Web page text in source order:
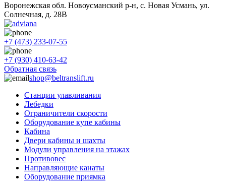
Воронежская обл. Новоусманский р-н, с. Новая Усмань, ул.
Солнечная, д. 28В
+7 (473) 233-07-55
+7 (930) 410-63-42
Обратная связь
shop@beltranslift.ru
Станции улавливания
Лебедки
Ограничители скорости
Оборудование купе кабины
Кабина
Двери кабины и шахты
Модули управления на этажах
Противовес
Направляющие канаты
Оборудование приямка